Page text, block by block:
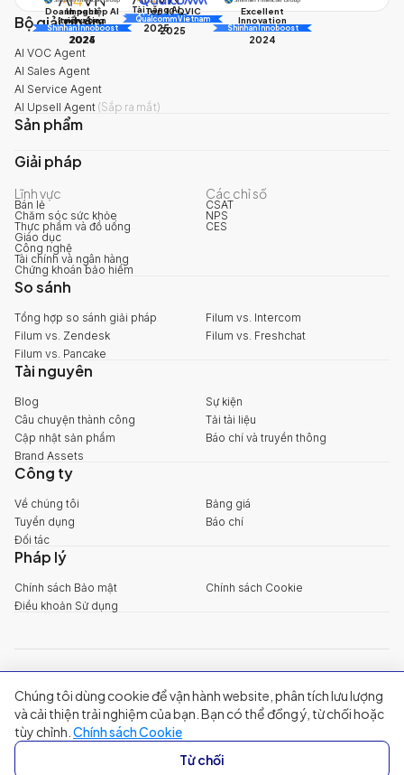
Doanh nghiệp AI
triển vọng
AI Awards
2025
Tài năng AI
AI Awards
2025
Excellent
Innovation
Shinhan Innoboost
2024
Impact
Innovation
Shinhan Innoboost
2024
Top 10 QVIC
Qualcomm Vietnam
2025
Bộ giải pháp
AI VOC Agent
AI Sales Agent
AI Service Agent
AI Upsell Agent (Sắp ra mắt)
Sản phẩm
Giải pháp
Lĩnh vực
Bán lẻ
Chăm sóc sức khỏe
Thực phẩm và đồ uống
Giáo dục
Công nghệ
Tài chính và ngân hàng
Chứng khoán bảo hiểm
Các chỉ số
CSAT
NPS
CES
So sánh
Tổng hợp so sánh giải pháp
Filum vs. Intercom
Filum vs. Zendesk
Filum vs. Freshchat
Filum vs. Pancake
Tài nguyên
Blog
Sự kiện
Câu chuyện thành công
Tải tài liệu
Cập nhật sản phẩm
Báo chí và truyền thông
Brand Assets
Công ty
Về chúng tôi
Bảng giá
Tuyển dụng
Báo chí
Đối tác
Pháp lý
Chính sách Bảo mật
Chính sách Cookie
Điều khoản Sử dụng
+84 888 18 1313
Trụ sở chính: Tầng 03, 65-67 Đường B4, Khu đô thị Sala, Phường An
Khánh, TP Hồ Chí Minh
Singapore:20A Tanjong Pagar Road, Singapore
© 2024 Filum Inc. All rights reserved.
Chúng tôi dùng cookie để vận hành website, phân tích lưu lượng
và cải thiện trải nghiệm của bạn. Bạn có thể đồng ý, từ chối hoặc
tùy chỉnh. Chính sách Cookie
Từ chối